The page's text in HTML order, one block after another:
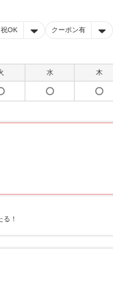
祝OK クーポン有
水 木
！